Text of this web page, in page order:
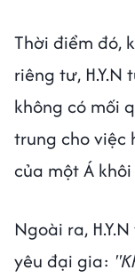
Thời điểm đó,
riêng tư,
không có mối
trung cho việc
của một Á
Ngoài ra,
yêu đại gia: